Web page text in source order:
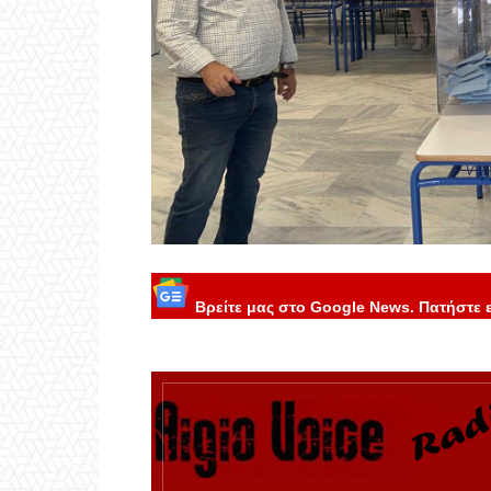
Βρείτε μας στο Google News. Πατήστε